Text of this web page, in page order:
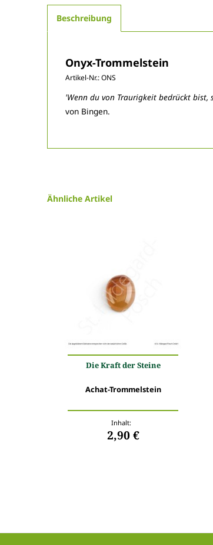
Beschreibung
Onyx-Trommelstein
Artikel-Nr.:ONS
'Wenn du von Traurigkeit bedrückt
von Bingen.
Ähnliche Artikel
Die Kraft der Steine
Achat-Trommelstein
Inhalt:
2,90 €